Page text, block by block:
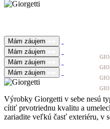
Mám záujem
Mám záujem
Mám záujem
Mám záujem
Výrobky Giorgetti v sebe nesú
cítiť prvotriednu kvalitu a
zariadite veľkú časť exteriéru, v